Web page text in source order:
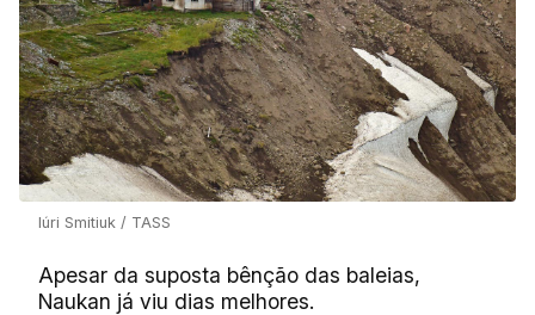
Iúri Smitiuk / TASS
Apesar da suposta bênção das baleias,
Naukan já viu dias melhores.